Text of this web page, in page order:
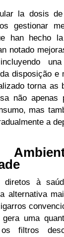
la dosis
gestionar
han hecho
notado
disposição e
torna as
não apenas
mas
a
diretos à
alternativa
uma
filtros